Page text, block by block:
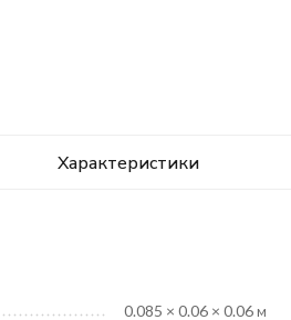
Характеристики
0.085 × 0.06 × 0.06 м